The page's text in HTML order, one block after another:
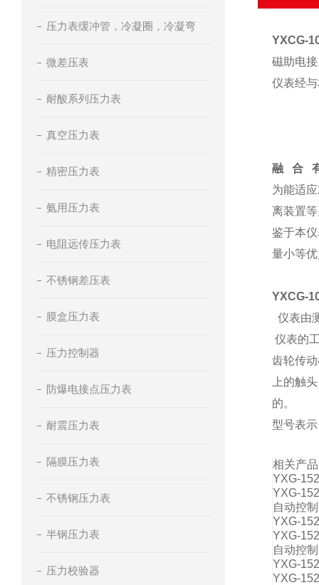
压力表缓冲管，冷凝圈，冷凝弯
微差压表
耐酸系列压力表
真空压力表
精密压力表
氨用压力表
电阻远传压力表
不锈钢差压表
膜盒压力表
压力控制器
防爆电接点压力表
耐震压力表
隔膜压力表
不锈钢压力表
半钢压力表
压力校验器
YXCG-
磁助电
仪表经
融 合
为能适
离装置
鉴于本
量小等
YXCG-
仪表由
仪表的
齿轮传
上的触
的。
型号表
相关产品
YXG-
YXG-
自动控
YXG-
YXG-
自动控
YXG-
YXG-